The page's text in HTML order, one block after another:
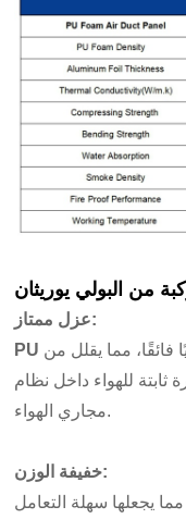
من البولي يوريثان
عزل ممتاز:
PU
للهواء داخل نظام
مجاري الهواء.
خفيفة الوزن:
يجعلها سهلة التعامل